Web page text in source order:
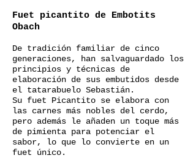
Fuet picantito de Embotits
Obach
De tradición familiar de cinco
generaciones, han salvaguardado los
principios y técnicas de
elaboración de sus embutidos desde
el tatarabuelo Sebastián.
Su fuet Picantito se elabora con
las carnes más nobles del cerdo,
pero además le añaden un toque más
de pimienta para potenciar el
sabor, lo que lo convierte en un
fuet único.